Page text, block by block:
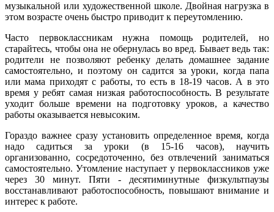
музыкальной или художественной школе. Двойная нагрузка в
этом возрасте очень быстро приводит к переутомлению.
Часто первоклассникам нужна помощь родителей, но
старайтесь, чтобы она не обернулась во вред. Бывает ведь так:
родители не позволяют ребенку делать домашнее задание
самостоятельно, и поэтому он садится за уроки, когда папа
или мама приходят с работы, то есть в 18-19 часов. А в это
время у ребят самая низкая работоспособность. В результате
уходит больше времени на подготовку уроков, а качество
работы оказывается невысоким.
Гораздо важнее сразу установить определенное время, когда
надо садиться за уроки (в 15-16 часов), научить
организованно, сосредоточенно, без отвлечений заниматься
самостоятельно. Утомление наступает у первоклассников уже
через 30 минут. Пяти - десятиминутные физкультпаузы
восстанавливают работоспособность, повышают внимание и
интерес к работе.